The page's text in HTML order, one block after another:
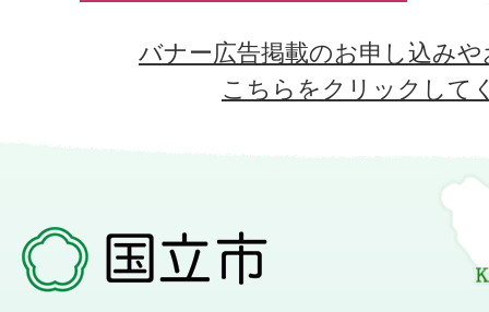
バナー広告掲載のお申し込み
こちらをクリックして